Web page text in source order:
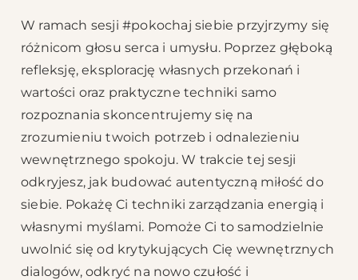
W ramach sesji #pokochaj siebie przyjrzymy się
różnicom głosu serca i umysłu. Poprzez głęboką
refleksję, eksplorację własnych przekonań i
wartości oraz praktyczne techniki samo
rozpoznania skoncentrujemy się na
zrozumieniu twoich potrzeb i odnalezieniu
wewnętrznego spokoju. W trakcie tej sesji
odkryjesz, jak budować autentyczną miłość do
siebie. Pokażę Ci techniki zarządzania energią i
własnymi myślami. Pomoże Ci to samodzielnie
uwolnić się od krytykujących Cię wewnętrznych
dialogów, odkryć na nowo czułość i